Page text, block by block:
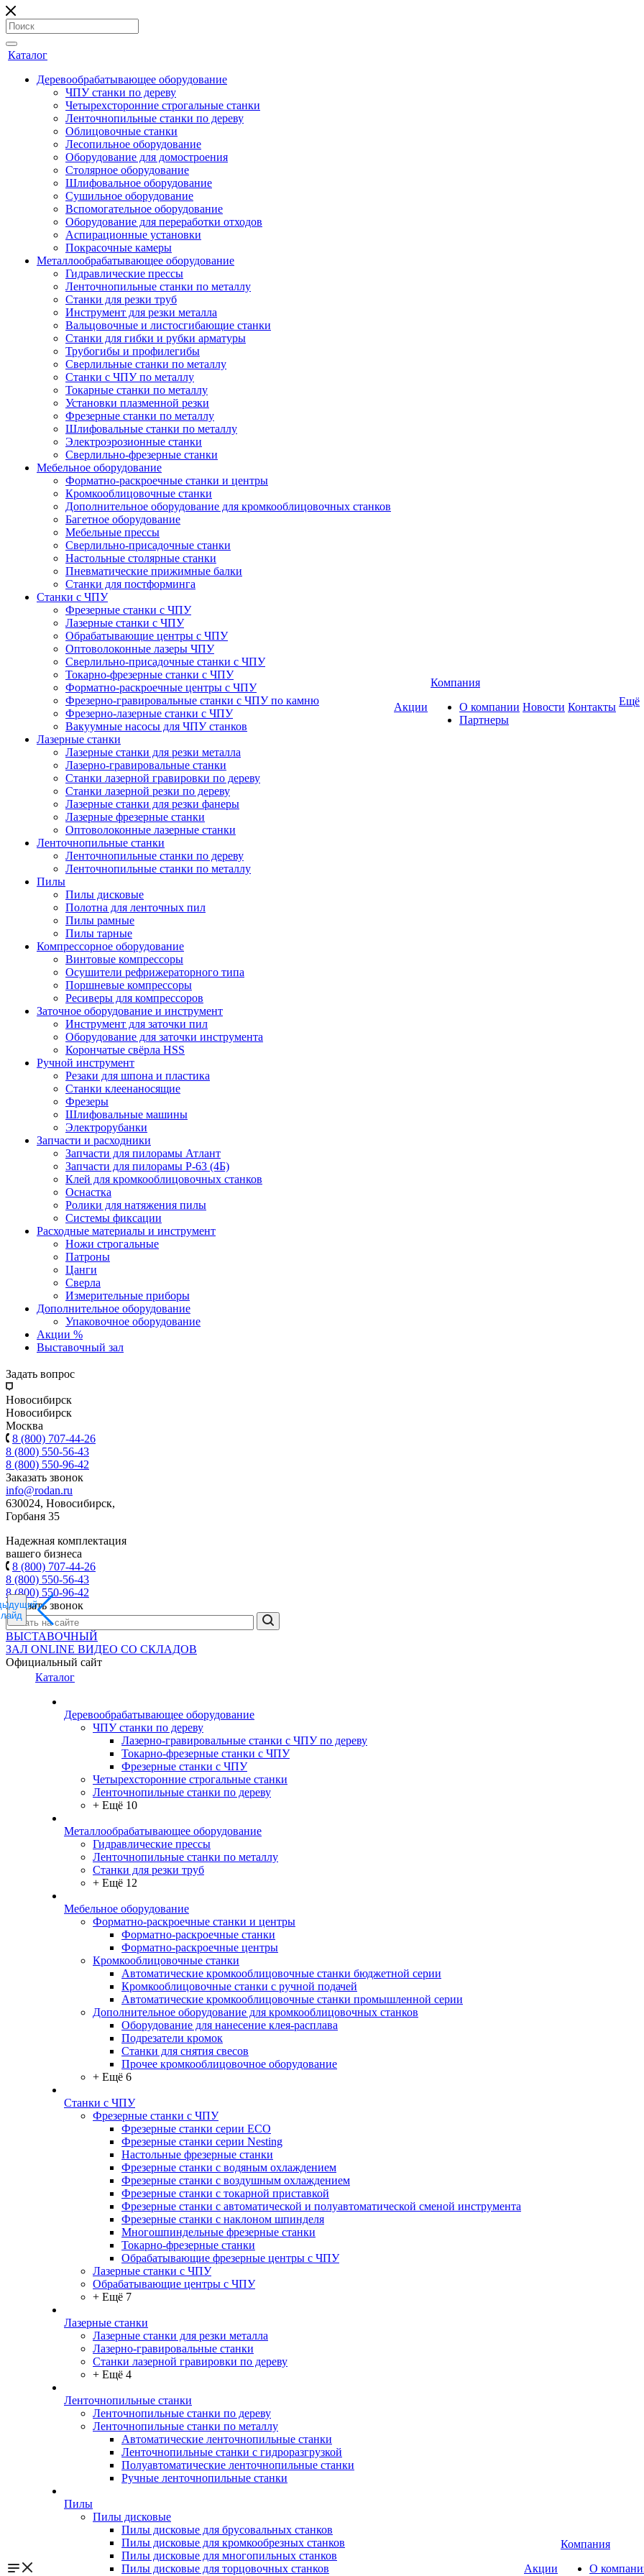
Каталог
Деревообрабатывающее оборудование
ЧПУ станки по дереву
Четырехсторонние строгальные станки
Ленточнопильные станки по дереву
Облицовочные станки
Лесопильное оборудование
Оборудование для домостроения
Столярное оборудование
Шлифовальное оборудование
Сушильное оборудование
Вспомогательное оборудование
Оборудование для переработки отходов
Аспирационные установки
Покрасочные камеры
Металлообрабатывающее оборудование
Гидравлические прессы
Ленточнопильные станки по металлу
Станки для резки труб
Инструмент для резки металла
Вальцовочные и листосгибающие станки
Станки для гибки и рубки арматуры
Трубогибы и профилегибы
Сверлильные станки по металлу
Станки с ЧПУ по металлу
Токарные станки по металлу
Установки плазменной резки
Фрезерные станки по металлу
Шлифовальные станки по металлу
Электроэрозионные станки
Сверлильно-фрезерные станки
Мебельное оборудование
Форматно-раскроечные станки и центры
Кромкооблицовочные станки
Дополнительное оборудование для кромкооблицовочных станков
Багетное оборудование
Мебельные прессы
Сверлильно-присадочные станки
Настольные столярные станки
Пневматические прижимные балки
Станки для постформинга
Станки с ЧПУ
Фрезерные станки с ЧПУ
Лазерные станки с ЧПУ
Обрабатывающие центры с ЧПУ
Оптоволоконные лазеры ЧПУ
Сверлильно-присадочные станки с ЧПУ
Токарно-фрезерные станки с ЧПУ
Форматно-раскроечные центры с ЧПУ
Фрезерно-гравировальные станки с ЧПУ по камню
Фрезерно-лазерные станки с ЧПУ
Вакуумные насосы для ЧПУ станков
Лазерные станки
Лазерные станки для резки металла
Лазерно-гравировальные станки
Станки лазерной гравировки по дереву
Станки лазерной резки по дереву
Лазерные станки для резки фанеры
Лазерные фрезерные станки
Оптоволоконные лазерные станки
Ленточнопильные станки
Ленточнопильные станки по дереву
Ленточнопильные станки по металлу
Пилы
Пилы дисковые
Полотна для ленточных пил
Пилы рамные
Пилы тарные
Компрессорное оборудование
Винтовые компрессоры
Осушители рефрижераторного типа
Поршневые компрессоры
Ресиверы для компрессоров
Заточное оборудование и инструмент
Инструмент для заточки пил
Оборудование для заточки инструмента
Корончатые свёрла HSS
Ручной инструмент
Резаки для шпона и пластика
Станки клеенаносящие
Фрезеры
Шлифовальные машины
Электрорубанки
Запчасти и расходники
Запчасти для пилорамы Атлант
Запчасти для пилорамы Р-63 (4Б)
Клей для кромкооблицовочных станков
Оснастка
Ролики для натяжения пилы
Системы фиксации
Расходные материалы и инструмент
Ножи строгальные
Патроны
Цанги
Сверла
Измерительные приборы
Дополнительное оборудование
Упаковочное оборудование
Акции %
Выставочный зал
Акции
Компания
О компании
Партнеры
Новости Контакты Ещё
Задать вопрос
Новосибирск
Новосибирск
Москва
8 (800) 707-44-26
8 (800) 550-56-43
8 (800) 550-96-42
Заказать звонок
info@rodan.ru
630024, Новосибирск,
Горбаня 35
Надежная комплектация
вашего бизнеса
8 (800) 707-44-26
8 (800) 550-56-43
8 (800) 550-96-42
Заказать звонок
ВЫСТАВОЧНЫЙ
ЗАЛ ONLINE ВИДЕО СО СКЛАДОВ
Официальный сайт
Каталог
Деревообрабатывающее оборудование
ЧПУ станки по дереву
Лазерно-гравировальные станки с ЧПУ по дереву
Токарно-фрезерные станки с ЧПУ
Фрезерные станки с ЧПУ
Четырехсторонние строгальные станки
Ленточнопильные станки по дереву
+ Ещё 10
Металлообрабатывающее оборудование
Гидравлические прессы
Ленточнопильные станки по металлу
Станки для резки труб
+ Ещё 12
Мебельное оборудование
Форматно-раскроечные станки и центры
Форматно-раскроечные станки
Форматно-раскроечные центры
Кромкооблицовочные станки
Автоматические кромкооблицовочные станки бюджетной серии
Кромкооблицовочные станки с ручной подачей
Автоматические кромкооблицовочные станки промышленной серии
Дополнительное оборудование для кромкооблицовочных станков
Оборудование для нанесение клея-расплава
Подрезатели кромок
Станки для снятия свесов
Прочее кромкооблицовочное оборудование
+ Ещё 6
Станки с ЧПУ
Фрезерные станки с ЧПУ
Фрезерные станки серии ECO
Фрезерные станки серии Nesting
Настольные фрезерные станки
Фрезерные станки с водяным охлаждением
Фрезерные станки с воздушным охлаждением
Фрезерные станки с токарной приставкой
Фрезерные станки с автоматической и полуавтоматической сменой инструмента
Фрезерные станки с наклоном шпинделя
Многошпиндельные фрезерные станки
Токарно-фрезерные станки
Обрабатывающие фрезерные центры с ЧПУ
Лазерные станки с ЧПУ
Обрабатывающие центры с ЧПУ
+ Ещё 7
Лазерные станки
Лазерные станки для резки металла
Лазерно-гравировальные станки
Станки лазерной гравировки по дереву
+ Ещё 4
Ленточнопильные станки
Ленточнопильные станки по дереву
Ленточнопильные станки по металлу
Автоматические ленточнопильные станки
Ленточнопильные станки с гидроразгрузкой
Полуавтоматические ленточнопильные станки
Ручные ленточнопильные станки
Пилы
Пилы дисковые
Пилы дисковые для брусовальных станков
Пилы дисковые для кромкообрезных станков
Пилы дисковые для многопильных станков
Пилы дисковые для торцовочных станков
Акции
Компания
О